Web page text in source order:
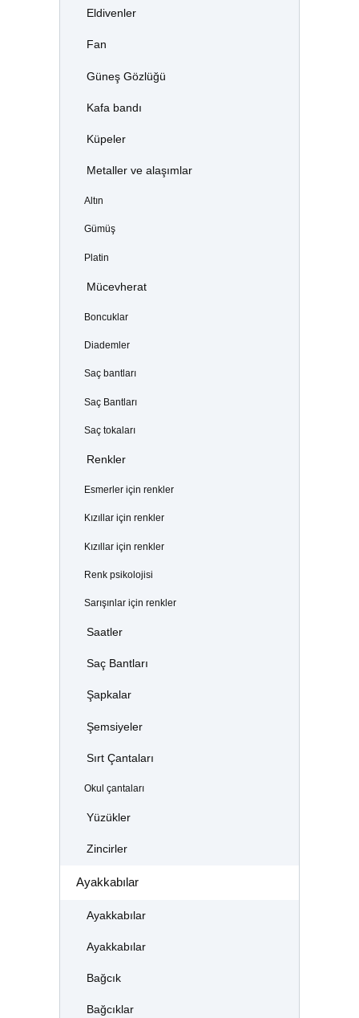
Eldivenler
Fan
Güneş Gözlüğü
Kafa bandı
Küpeler
Metaller ve alaşımlar
Altın
Gümüş
Platin
Mücevherat
Boncuklar
Diademler
Saç bantları
Saç Bantları
Saç tokaları
Renkler
Esmerler için renkler
Kızıllar için renkler
Kızıllar için renkler
Renk psikolojisi
Sarışınlar için renkler
Saatler
Saç Bantları
Şapkalar
Şemsiyeler
Sırt Çantaları
Okul çantaları
Yüzükler
Zincirler
Ayakkabılar
Ayakkabılar
Ayakkabılar
Bağcık
Bağcıklar